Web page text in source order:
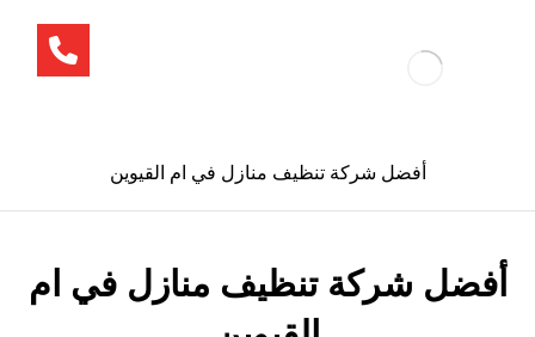
أفضل شركة تنظيف منازل في ام القيوين
أفضل شركة تنظيف منازل في ام